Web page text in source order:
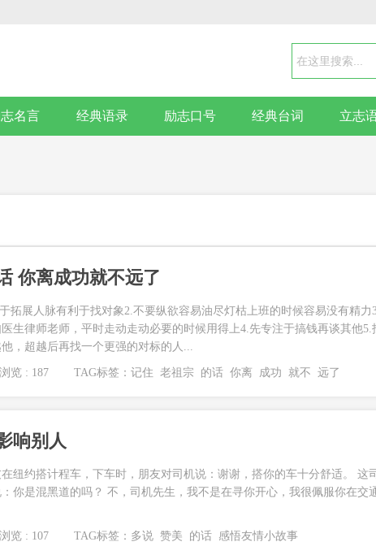
名言 经典语录 励志口号 经典台词 立志
你离成功就不远了
拓展人脉有利于找对象2.不要纵欲容易油尽灯枯上班的时候容易没有精力
生律师老师，平时走动走动必要的时候用得上4.先专注于搞钱再谈其他5.
，超越后再找一个更强的对标的人...
浏览 : 187 TAG标签：记住 老祖宗 的话 你离 成功 就不 远了
响别人
纽约搭计程车，下车时，朋友对司机说：谢谢，搭你的车十分舒适。 这
你是混黑道的吗？ 不，司机先生，我不是在寻你开心，我很佩服你在交
浏览 : 107 TAG标签： 多说 赞美 的话 感悟友情小故事